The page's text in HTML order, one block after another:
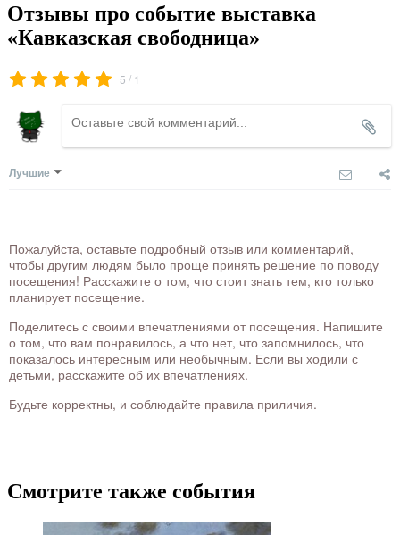
Отзывы про событие выставка
«Кавказская свободница»
5 / 1
Лучшие
Пожалуйста, оставьте подробный отзыв или комментарий,
чтобы другим людям было проще принять решение по поводу
посещения! Расскажите о том, что стоит знать тем, кто только
планирует посещение.
Поделитесь с своими впечатлениями от посещения. Напишите
о том, что вам понравилось, а что нет, что запомнилось, что
показалось интересным или необычным. Если вы ходили с
детьми, расскажите об их впечатлениях.
Будьте корректны, и соблюдайте правила приличия.
Смотрите также события